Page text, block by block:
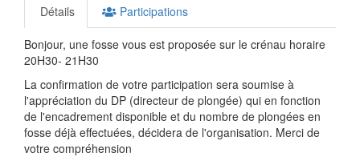
Détails Participations
Bonjour, une fosse vous est proposée sur le crénau horaire
20H30- 21H30
La confirmation de votre participation sera soumise à
l'appréciation du DP (directeur de plongée) qui en fonction
de l'encadrement disponible et du nombre de plongées en
fosse déjà effectuées, décidera de l'organisation. Merci de
votre compréhension